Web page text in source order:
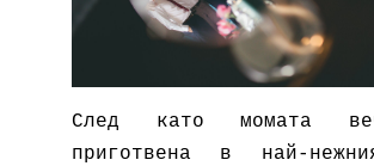
След като момата
приготвена в най-